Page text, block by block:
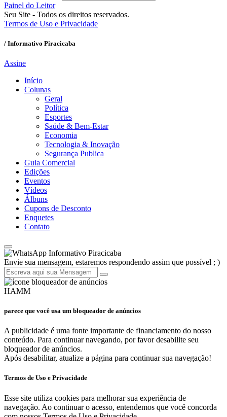
Painel do Leitor
Seu Site - Todos os direitos reservados.
Termos de Uso e Privacidade
/ Informativo Piracicaba
Assine
Início
Colunas
Geral
Política
Esportes
Saúde & Bem-Estar
Economia
Tecnologia & Inovação
Segurança Publica
Guia Comercial
Edições
Eventos
Vídeos
Álbuns
Cupons de Desconto
Enquetes
Contato
Informativo Piracicaba
Envie sua mensagem, estaremos respondendo assim que possível ; )
HAMM
parece que você usa um bloqueador de anúncios
A publicidade é uma fonte importante de financiamento do nosso
conteúdo. Para continuar navegando, por favor desabilite seu
bloqueador de anúncios.
Após desabilitar, atualize a página para continuar sua navegação!
Termos de Uso e Privacidade
Esse site utiliza cookies para melhorar sua experiência de
navegação. Ao continuar o acesso, entendemos que você concorda